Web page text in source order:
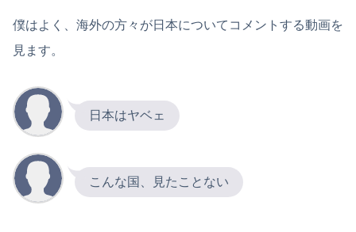
僕はよく、海外の方々が日本についてコメントする動画を
見ます。
日本はヤベェ
こんな国、見たことない